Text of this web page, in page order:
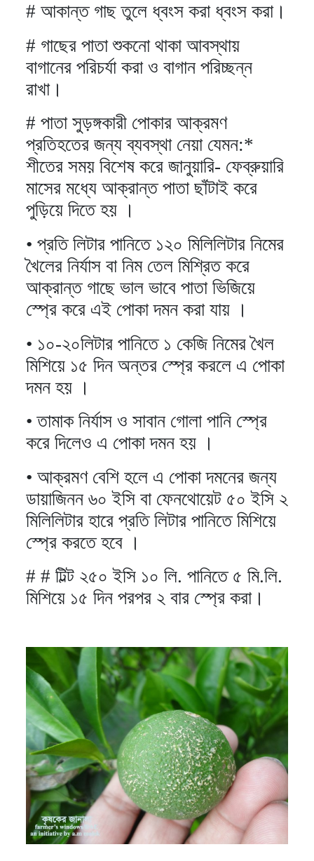
# আকান্ত গাছ তুলে ধ্বংস করা ধ্বংস করা।
# গাছের পাতা শুকনো থাকা আবস্থায়
বাগানের পরিচর্যা করা ও বাগান পরিচ্ছন্ন
রাখা।
# পাতা সুড়ঙ্গকারী পোকার আক্রমণ
প্রতিহতের জন্য ব্যবস্থা নেয়া যেমন:*
শীতের সময় বিশেষ করে জানুয়ারি- ফেব্রুয়ারি
মাসের মধ্যে আক্রান্ত পাতা ছাঁটাই করে
পুড়িয়ে দিতে হয় ।
• প্রতি লিটার পানিতে ১২০ মিলিলিটার নিমের
খৈলের নির্যাস বা নিম তেল মিশ্রিত করে
আক্রান্ত গাছে ভাল ভাবে পাতা ভিজিয়ে
স্প্রে করে এই পোকা দমন করা যায় ।
• ১০-২০লিটার পানিতে ১ কেজি নিমের খৈল
মিশিয়ে ১৫ দিন অন্তর স্প্রে করলে এ পোকা
দমন হয় ।
• তামাক নির্যাস ও সাবান গোলা পানি স্প্রে
করে দিলেও এ পোকা দমন হয় ।
• আক্রমণ বেশি হলে এ পোকা দমনের জন্য
ডায়াজিনন ৬০ ইসি বা ফেনথোয়েট ৫০ ইসি ২
মিলিলিটার হারে প্রতি লিটার পানিতে মিশিয়ে
স্প্রে করতে হবে ।
# # টিল্ট ২৫০ ইসি ১০ লি. পানিতে ৫ মি.লি.
মিশিয়ে ১৫ দিন পরপর ২ বার স্প্রে করা।